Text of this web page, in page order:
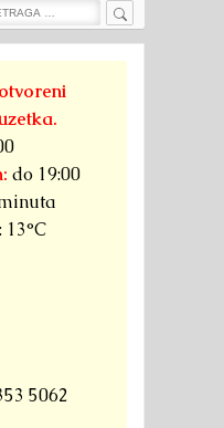
Search
do 19:00
5062